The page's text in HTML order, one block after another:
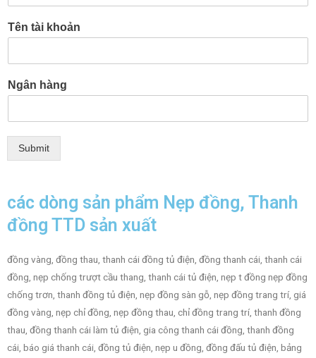
Tên tài khoản
Ngân hàng
Submit
các dòng sản phẩm Nẹp đồng, Thanh
đồng TTD sản xuất
đồng vàng, đồng thau, thanh cái đồng tủ điện, đồng thanh cái, thanh cái
đồng, nẹp chống trượt cầu thang, thanh cái tủ điện, nẹp t đồng nẹp đồng
chống trơn, thanh đồng tủ điện, nẹp đồng sàn gỗ, nẹp đồng trang trí, giá
đồng vàng, nẹp chỉ đồng, nẹp đồng thau, chỉ đồng trang trí, thanh đồng
thau, đồng thanh cái làm tủ điện, gia công thanh cái đồng, thanh đồng
cái, báo giá thanh cái, đồng tủ điện, nẹp u đồng, đồng đấu tủ điện, bảng